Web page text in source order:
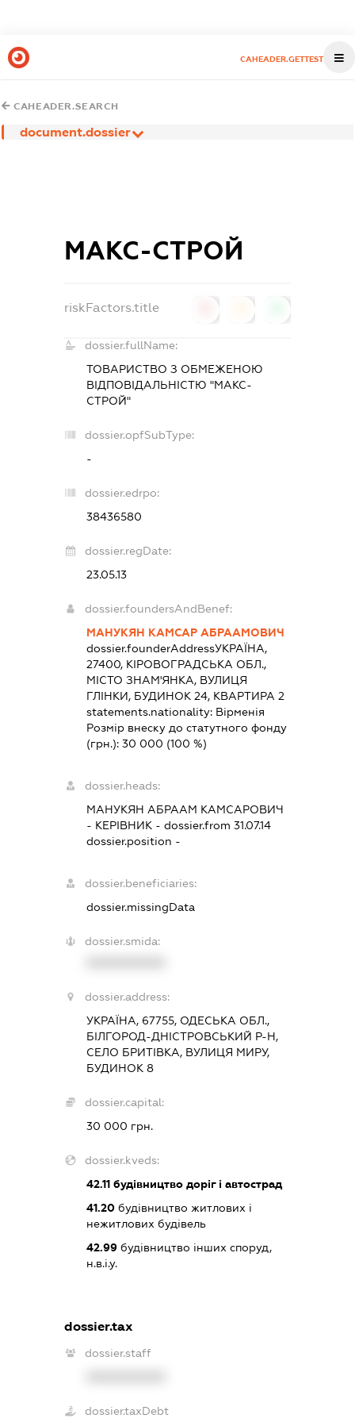
CAHEADER.GETTEST
CAHEADER.SEARCH
document.dossier
МАКС-СТРОЙ
riskFactors.title
dossier.fullName:
ТОВАРИСТВО З ОБМЕЖЕНОЮ
ВІДПОВІДАЛЬНІСТЮ "МАКС-
СТРОЙ"
dossier.opfSubType:
-
dossier.edrpo:
38436580
dossier.regDate:
23.05.13
dossier.foundersAndBenef:
МАНУКЯН КАМСАР АБРААМОВИЧ
dossier.founderAddressУКРАЇНА,
27400, КІРОВОГРАДСЬКА ОБЛ.,
МІСТО ЗНАМ'ЯНКА, ВУЛИЦЯ
ГЛІНКИ, БУДИНОК 24, КВАРТИРА 2
statements.nationality: Вірменія
Розмір внеску до статутного фонду
(грн.): 30 000 (100 %)
dossier.heads:
МАНУКЯН АБРААМ КАМСАРОВИЧ
- КЕРІВНИК - dossier.from 31.07.14
dossier.position -
dossier.beneficiaries:
dossier.missingData
dossier.smida:
dossier.address:
УКРАЇНА, 67755, ОДЕСЬКА ОБЛ.,
БІЛГОРОД-ДНІСТРОВСЬКИЙ Р-Н,
СЕЛО БРИТІВКА, ВУЛИЦЯ МИРУ,
БУДИНОК 8
dossier.capital:
30 000 грн.
dossier.kveds:
42.11будівництво доріг і автострад
41.20будівництво житлових і
нежитлових будівель
42.99будівництво інших споруд,
н.в.і.у.
dossier.tax
dossier.staff
dossier.taxDebt